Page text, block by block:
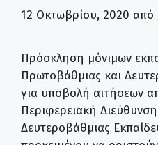
12 Οκτωβρίου, 2020 από
Πρόσκληση μόνιμων
Πρωτοβάθμιας και
για υποβολή αιτήσεων
Περιφερειακή
Δευτεροβάθμιας